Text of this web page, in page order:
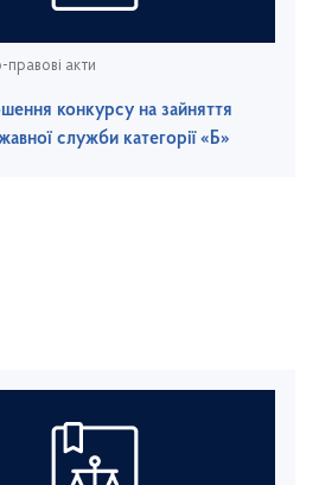
акти
конкурсу на зайняття
служби категорії «Б»